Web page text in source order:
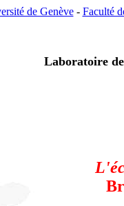
de Genève- Faculté
Laboratoire